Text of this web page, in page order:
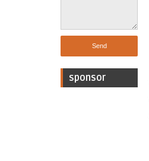
sponsor